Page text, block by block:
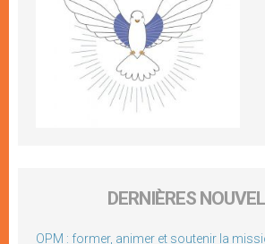
DERNIÈRES
OPM : former, animer et soutenir la